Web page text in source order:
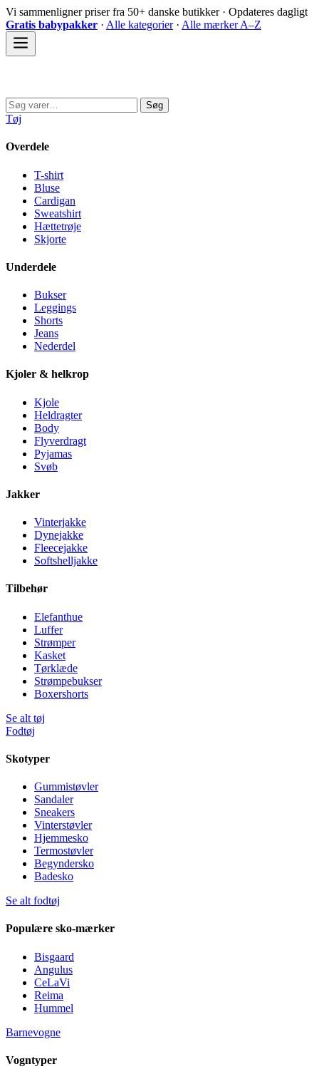
Spring
til
indhold
Vi sammenligner priser fra 50+ danske butikker · Opdateres dagligt
Gratis babypakker · Alle kategorier· Alle mærker A–Z
Søg
efter:
Søg
Tøj
Overdele
T-shirt
Bluse
Cardigan
Sweatshirt
Hættetrøje
Skjorte
Underdele
Bukser
Leggings
Shorts
Jeans
Nederdel
Kjoler & helkrop
Kjole
Heldragter
Body
Flyverdragt
Pyjamas
Svøb
Jakker
Vinterjakke
Dynejakke
Fleecejakke
Softshelljakke
Tilbehør
Elefanthue
Luffer
Strømper
Kasket
Tørklæde
Strømpebukser
Boxershorts
Se alt tøj
Fodtøj
Skotyper
Gummistøvler
Sandaler
Sneakers
Vinterstøvler
Hjemmesko
Termostøvler
Begyndersko
Badesko
Se alt fodtøj
Populære sko-mærker
Bisgaard
Angulus
CeLaVi
Reima
Hummel
Barnevogne
Vogntyper